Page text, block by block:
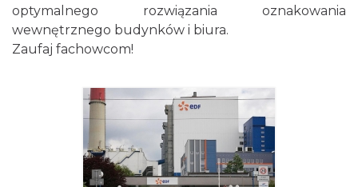
optymalnego rozwiązania oznakowania
wewnętrznego budynków i biura.
Zaufaj fachowcom!